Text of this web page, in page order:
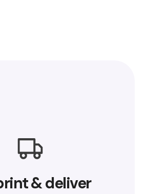
& deliver